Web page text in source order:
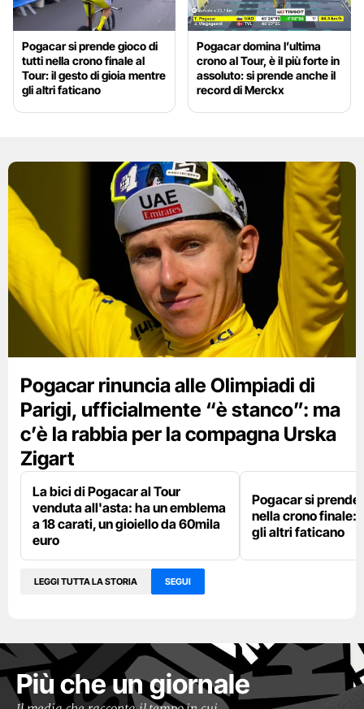
Pogacar si prende gioco di
tutti nella crono finale al
Tour: il gesto di gioia mentre
gli altri faticano
Pogacar domina l’ultima
crono al Tour, è il più forte in
assoluto: si prende anche il
record di Merckx
Pogacar rinuncia alle Olimpiadi di
Parigi, ufficialmente “è stanco”: ma
c’è la rabbia per la compagna Urska
Zigart
La bici di Pogacar al Tour
venduta all'asta: ha un emblema
a 18 carati, un gioiello da 60mila
euro
Pogacar si
nella crono finale:
gli altri faticano
LEGGI TUTTA LA STORIA SEGUI
Più che un giornale